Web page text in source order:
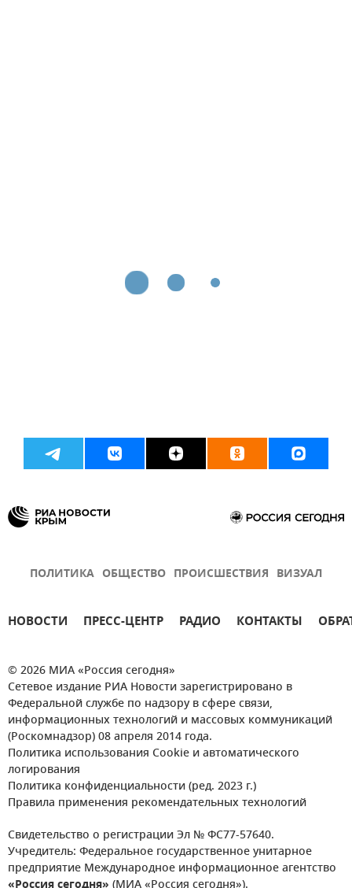
ПОЛИТИКА ОБЩЕСТВО ПРОИСШЕСТВИЯ ВИЗУАЛ
НОВОСТИ ПРЕСС-ЦЕНТР РАДИО КОНТАКТЫ
© 2026 МИА «Россия сегодня»
Сетевое издание РИА Новости зарегистрировано в
Федеральной службе по надзору в сфере связи,
информационных технологий и массовых коммуникаций
(Роскомнадзор) 08 апреля 2014 года.
Политика использования Cookie и автоматического
логирования
Политика конфиденциальности (ред. 2023 г.)
Правила применения рекомендательных технологий
Свидетельство о регистрации Эл № ФС77-57640.
Учредитель: Федеральное государственное унитарное
предприятие Международное информационное агентство